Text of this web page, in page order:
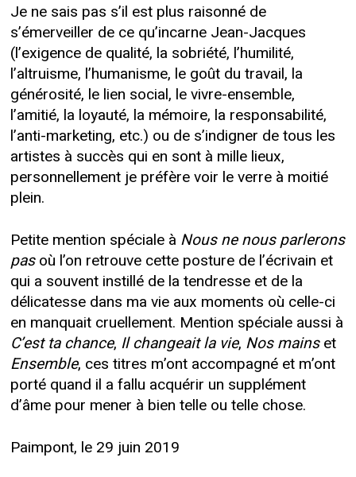
Je ne sais pas s’il est plus raisonné de
s’émerveiller de ce qu’incarne Jean-Jacques
(l’exigence de qualité, la sobriété, l’humilité,
l’altruisme, l’humanisme, le goût du travail, la
générosité, le lien social, le vivre-ensemble,
l’amitié, la loyauté, la mémoire, la responsabilité,
l’anti-marketing, etc.) ou de s’indigner de tous les
artistes à succès qui en sont à mille lieux,
personnellement je préfère voir le verre à moitié
plein.
Petite mention spéciale à Nous ne nous parlerons
pasoù l’on retrouve cette posture de l’écrivain et
qui a souvent instillé de la tendresse et de la
délicatesse dans ma vie aux moments où celle-ci
en manquait cruellement. Mention spéciale aussi à
C’est ta chance, Il changeait la vie, Nos mainset
Ensemble, ces titres m’ont accompagné et m’ont
porté quand il a fallu acquérir un supplément
d’âme pour mener à bien telle ou telle chose.
Paimpont, le 29 juin 2019